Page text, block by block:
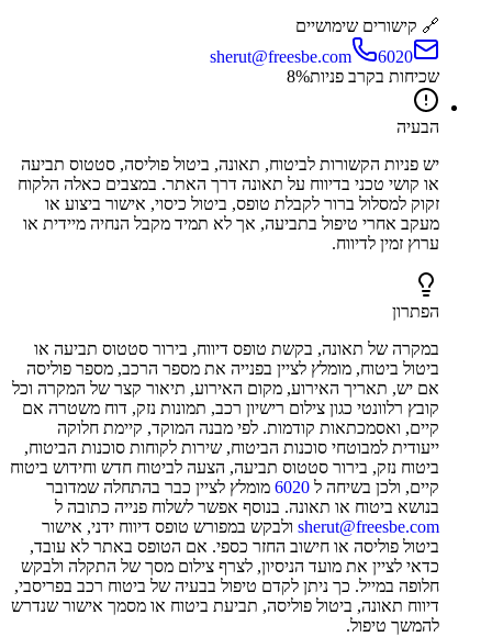
🔗 קישורים שימושיים
sherut@freesbe.com
6020
שכיחות בקרב פניות
8%
הבעיה
יש פניות הקשורות לביטוח, תאונה, ביטול פוליסה, סטטוס תביעה
או קושי טכני בדיווח על תאונה דרך האתר. במצבים כאלה הלקוח
זקוק למסלול ברור לקבלת טופס, ביטול כיסוי, אישור ביצוע או
מעקב אחרי טיפול בתביעה, אך לא תמיד מקבל הנחיה מיידית או
ערוץ זמין לדיווח.
הפתרון
במקרה של תאונה, בקשת טופס דיווח, בירור סטטוס תביעה או
ביטול ביטוח, מומלץ לציין בפנייה את מספר הרכב, מספר פוליסה
אם יש, תאריך האירוע, מקום האירוע, תיאור קצר של המקרה וכל
קובץ רלוונטי כגון צילום רישיון רכב, תמונות נזק, דוח משטרה אם
קיים, ואסמכתאות קודמות. לפי מבנה המוקד, קיימת חלוקה
ייעודית למבוטחי סוכנות הביטוח, שירות לקוחות סוכנות הביטוח,
ביטוח נזק, בירור סטטוס תביעה, הצעה לביטוח חדש וחידוש ביטוח
קיים, ולכן בשיחה ל 6020 מומלץ לציין כבר בהתחלה שמדובר
בנושא ביטוח או תאונה. בנוסף אפשר לשלוח פנייה כתובה ל
sherut@freesbe.com ולבקש במפורש טופס דיווח ידני, אישור
ביטול פוליסה או חישוב החזר כספי. אם הטופס באתר לא עובד,
כדאי לציין את מועד הניסיון, לצרף צילום מסך של התקלה ולבקש
חלופה במייל. כך ניתן לקדם טיפול בבעיה של ביטוח רכב בפריסבי,
דיווח תאונה, ביטול פוליסה, תביעת ביטוח או מסמך אישור שנדרש
להמשך טיפול.